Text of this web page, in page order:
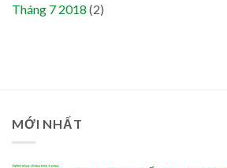
Tháng 7 2018 (2)
MỚI NHẤT